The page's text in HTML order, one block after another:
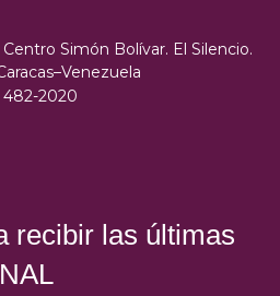
Simón Bolívar. El Silencio.
482-2020
recibir las últimas